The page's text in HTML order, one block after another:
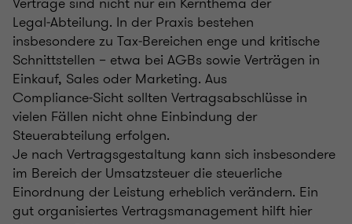
Legal‑Abteilung. In der Praxis bestehen
insbesondere zu Tax‑Bereichen enge und kritische
Schnittstellen – etwa bei AGBs sowie Verträgen in
Einkauf, Sales oder Marketing. Aus
Compliance‑Sicht sollten Vertragsabschlüsse in
vielen Fällen nicht ohne Einbindung der
Steuerabteilung erfolgen.
Je nach Vertragsgestaltung kann sich insbesondere
im Bereich der Umsatzsteuer die steuerliche
Einordnung der Leistung erheblich verändern. Ein
gut organisiertes Vertragsmanagement hilft hier